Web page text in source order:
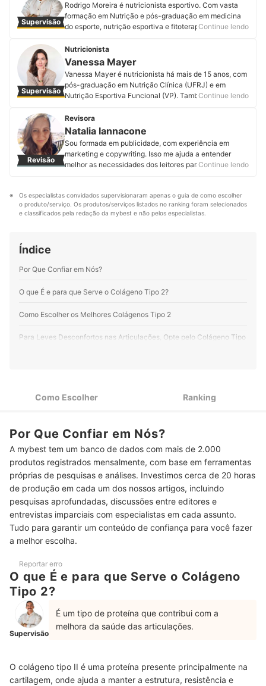
Supervisão
Rodrigo Moreira é nutricionista esportivo. Com vasta
formação em Nutrição e pós-graduação em medicina
do esporte, nutrição esportiva e fitoterapia, foi
coordenador de cursos de pós-graduação. Acompanhe
Rodrigo no Instagram, YouTube, LinkedIn, Facebook e
em seu site.
Perfil de Rodrigo Moreira
Continue lendo
Supervisão
Nutricionista
Vanessa Mayer
Vanessa Mayer é nutricionista há mais de 15 anos, com
pós-graduação em Nutrição Clínica (UFRJ) e em
Nutrição Esportiva Funcional (VP). Também possui
Modulação Intestinal, suas principais áreas de
interesse e estudo na área clínica. Além disso, é
Terapeuta Ayurveda e Professora de Yoga, e compila
todos esses conhecimentos em seu atendimento
nutricional, visando a saúde integral. Atende online e
presencialmente (Recreio dos Bandeirantes – RJ).
oficial.
Perfil de Vanessa Mayer
Continue lendo
Revisão
Revisora
Natalia Iannacone
Sou formada em publicidade, com experiência em
marketing e copywriting. Isso me ajuda a entender
melhor as necessidades dos leitores para produzir os
quase 2 anos e nesse período já produzi, revisei e
atualizei mais de 200 artigos. O mais legal é que posso
ampliar meus conhecimentos e ajudar os leitores a
Continue lendo
Os especialistas convidados supervisionaram apenas o guia de como escolher
o produto/serviço. Os produtos/serviços listados no ranking foram selecionados
e classificados pela redação da mybest e não pelos especialistas.
Índice
Por Que Confiar em Nós?
O que É e para que Serve o Colágeno Tipo 2?
Como Escolher os Melhores Colágenos Tipo 2
Para Leves Desconfortos nas Articulações, Opte pelo Colágeno Tipo
Hialurônico e Micronutrientes
Se Tem Dificuldade para Engolir, Considere Versões em Pó ou
Líquidas
Se Tem Restrição ao Glúten, Confirme se É um Colágenos Tipo 2
sem Glúten
Rende
Top 10 Melhores Colágenos Tipo 2
Perguntas Frequentes Sobre Colágeno Tipo 2
Qual É a Dosagem Máxima de Colágeno Tipo 2?
Colágeno Tipo 2 Engorda?
Como Escolher Ranking
Por Que Confiar em Nós?
A mybest tem um banco de dados com mais de 2.000
produtos registrados mensalmente, com base em ferramentas
próprias de pesquisas e análises. Investimos cerca de 20 horas
de produção em cada um dos nossos artigos, incluindo
pesquisas aprofundadas, discussões entre editores e
entrevistas imparciais com especialistas em cada assunto.
Tudo para garantir um conteúdo de confiança para você fazer
a melhor escolha.
Reportar erro
O que É e para que Serve o Colágeno
Tipo 2?
Supervisão
É um tipo de proteína que contribui com a
melhora da saúde das articulações.
O colágeno tipo II é uma proteína presente principalmente na
cartilagem, onde ajuda a manter a estrutura, resistência e